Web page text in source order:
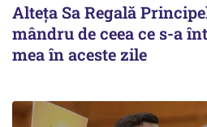
Alteţa Sa Regală
mândru de ceea ce s-a
mea în aceste zile